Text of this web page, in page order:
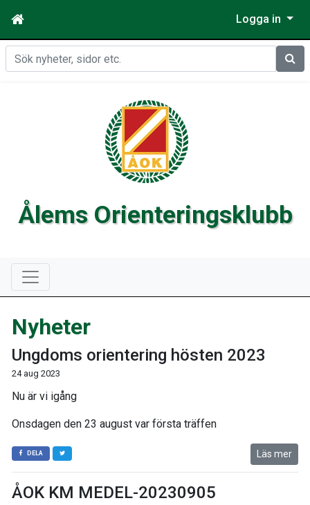
Logga in
Sök
Ålems Orienteringsklubb
Nyheter
Ungdoms orientering hösten 2023
24 aug 2023
Nu är vi igång
Onsdagen den 23 august var första träffen
DELA Läs mer
ÅOK KM MEDEL-20230905